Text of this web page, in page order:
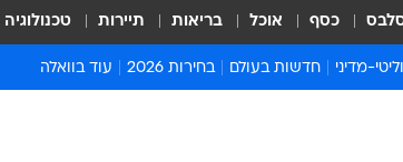
כסף אוכל בריאות תיירות טכנולוגיה
מדיני חדשות בעולם בחירות 2026 עוד בוואלה